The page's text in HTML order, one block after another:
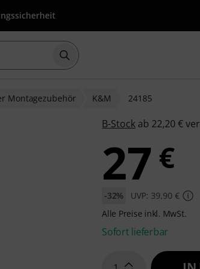
Suche mit Suchwort
Montagezubehör K&M 24185
B-Stock ab 22,20 €
27 €
-32%
UVP: 39,90 €
Alle Preise inkl. MwSt.
Sofort lieferbar